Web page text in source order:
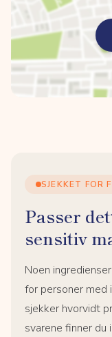
SJEKKET FOR
Passer
sensitiv
Noen
for personer med
sjekker hvorvidt
svarene finner du